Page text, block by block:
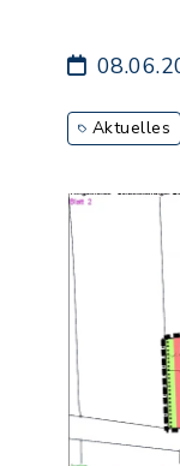
Aktuelles